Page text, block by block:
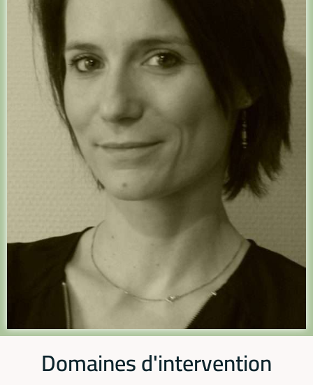
Domaines d'intervention